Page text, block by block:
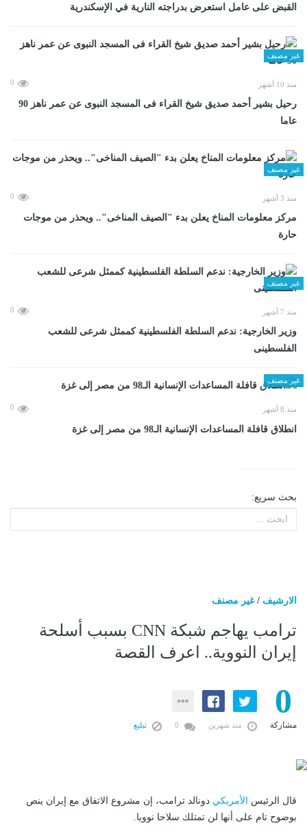
القبض على عامل استعرض بدراجته النارية في الإسكندرية
غير مصنف
منذ 10 أشهر 0
رحيل بشير أحمد صديق شيخ القراء فى المسجد النبوى عن عمر ناهز 90
عاما
غير مصنف
منذ 3 أشهر 0
مركز معلومات المناخ يعلن بدء "الصيف المناخى".. ويحذر من موجات
حارة
غير مصنف
منذ 7 أشهر 0
وزير الخارجية: ندعم السلطة الفلسطينية كممثل شرعى للشعب
الفلسطينى
غير مصنف
منذ 8 أشهر 0
انطلاق قافلة المساعدات الإنسانية الـ98 من مصر إلى غزة
بحث سريع:
الارشيف /غير مصنف
ترامب يهاجم شبكة CNN بسبب أسلحة
إيران النووية.. اعرف القصة
0
مشاركة منذ شهرين تبليغ
قال الرئيس الأمريكي دونالد ترامب، إن مشروع الاتفاق مع إيران ينص
بوضوح تام على أنها لن تمتلك سلاحا نوويا.